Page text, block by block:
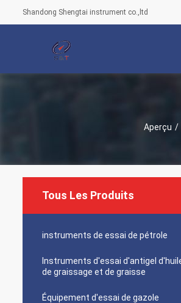
Shandong Shengtai instrument co.,ltd
Aperçu /
Tous Les Produits
instruments de essai de pétrole
Instruments d'essai d'antigel
de graissage et de graisse
Équipement d'essai de gazole